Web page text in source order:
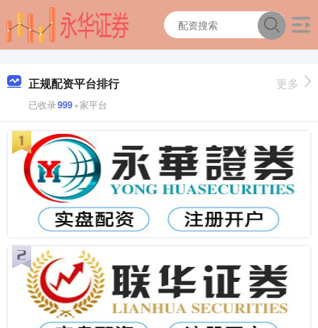
正规配资平台排行
已收录999+家平台
更多